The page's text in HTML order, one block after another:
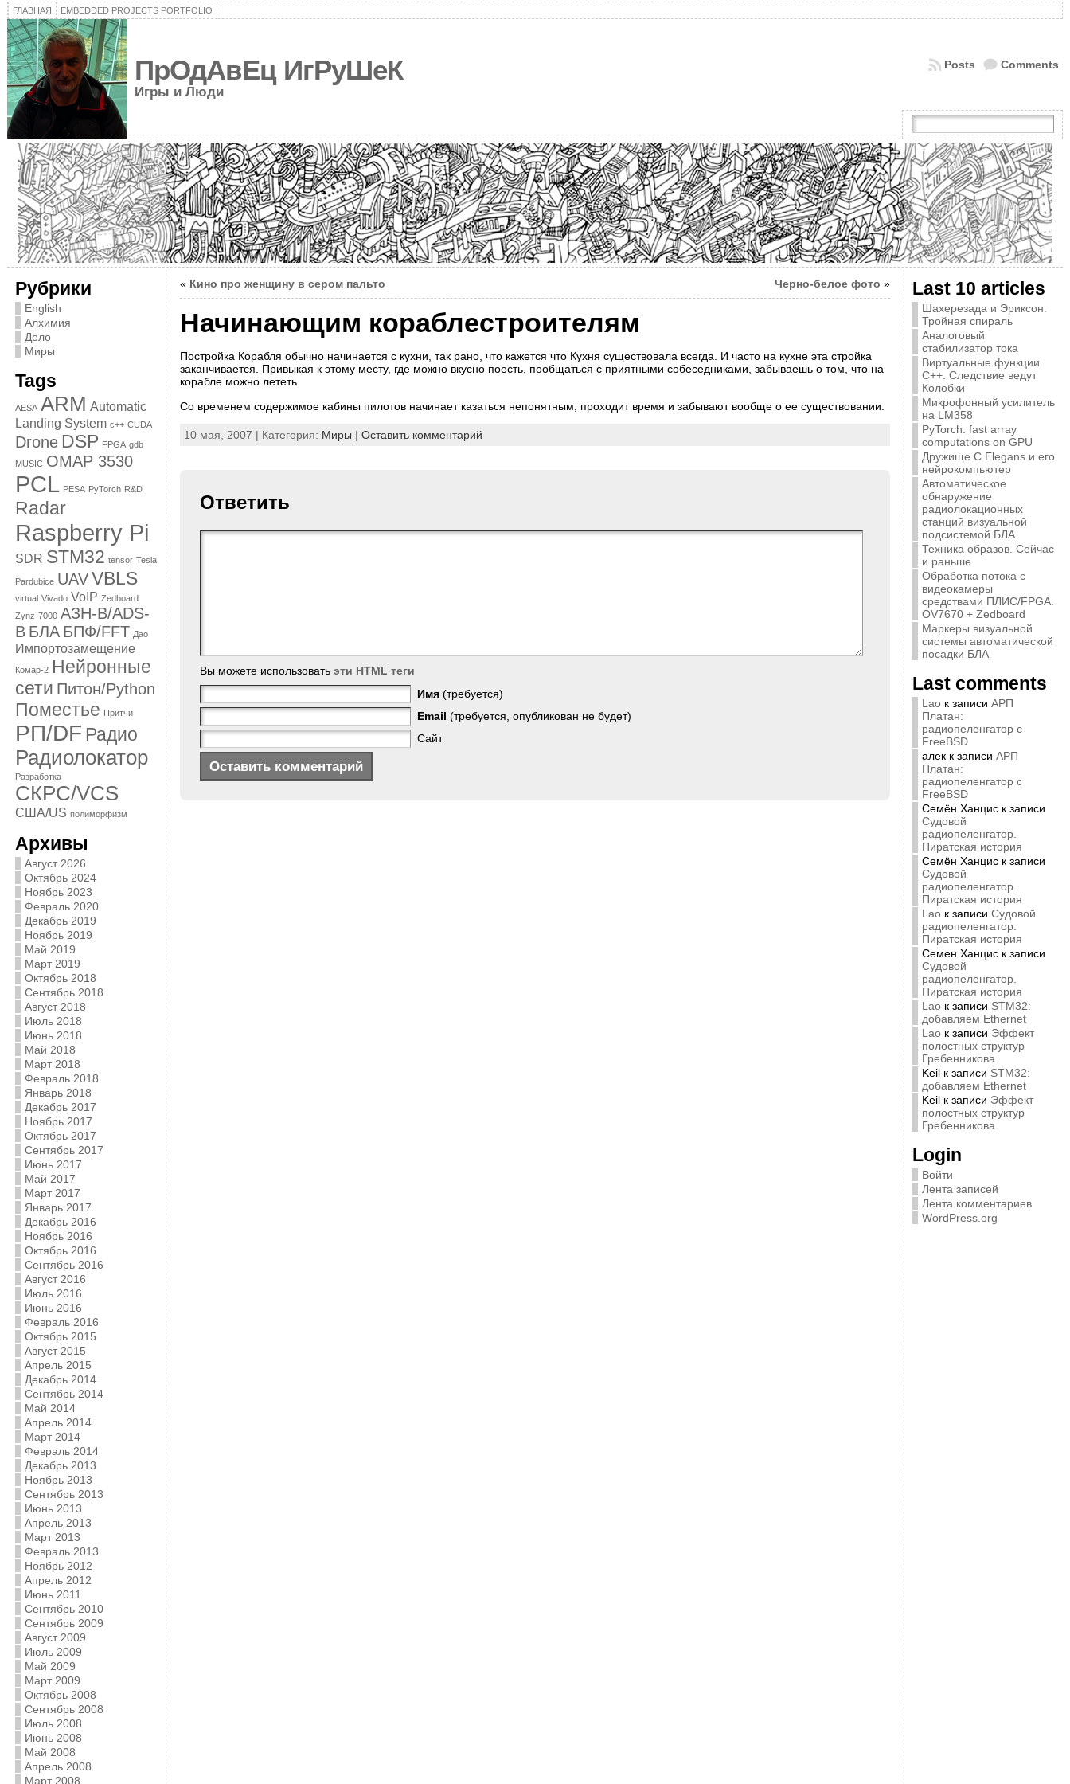
ГЛАВНАЯ EMBEDDED PROJECTS PORTFOLIO
ПрОдАвЕц ИгРуШеК
Игры и Люди
Comments
Posts
Рубрики
English
Алхимия
Дело
Миры
Tags
AESA ARM Automatic
Landing System c++ CUDA
Drone DSP FPGA gdb
MUSIC OMAP 3530
PCL PESA PyTorch R&D
Radar
Raspberry Pi
SDR STM32 tensor Tesla
Pardubice UAVVBLS
virtual Vivado VoIP Zedboard
Zynz-7000 АЗН-В/ADS-
B БЛА БПФ/FFT Дао
Импортозамещение
Комар-2 Нейронные
сети Питон/Python
Поместье Притчи
РП/DF Радио
Радиолокатор
Разработка
СКРС/VCS
США/US полиморфизм
Архивы
Август 2026
Октябрь 2024
Ноябрь 2023
Февраль 2020
Декабрь 2019
Ноябрь 2019
Май 2019
Март 2019
Октябрь 2018
Сентябрь 2018
Август 2018
Июль 2018
Июнь 2018
Май 2018
Март 2018
Февраль 2018
Январь 2018
Декабрь 2017
Ноябрь 2017
Октябрь 2017
Сентябрь 2017
Июнь 2017
Май 2017
Март 2017
Январь 2017
Декабрь 2016
Ноябрь 2016
Октябрь 2016
Сентябрь 2016
Август 2016
Июль 2016
Июнь 2016
Февраль 2016
Октябрь 2015
Август 2015
Апрель 2015
Декабрь 2014
Сентябрь 2014
Май 2014
Апрель 2014
Март 2014
Февраль 2014
Декабрь 2013
Ноябрь 2013
Сентябрь 2013
Июнь 2013
Апрель 2013
Март 2013
Февраль 2013
Ноябрь 2012
Апрель 2012
Июнь 2011
Сентябрь 2010
Сентябрь 2009
Август 2009
Июль 2009
Май 2009
Март 2009
Октябрь 2008
Сентябрь 2008
Июль 2008
Июнь 2008
Май 2008
Апрель 2008
Март 2008
« Кино про женщину в сером пальто Черно-белое фото »
Начинающим кораблестроителям
Постройка Корабля обычно начинается с кухни, так рано, что кажется что Кухня существовала всегда. И часто на кухне эта стройка
заканчивается. Привыкая к этому месту, где можно вкусно поесть, пообщаться с приятными собеседниками, забываешь о том, что на
корабле можно лететь.
Со временем содержимое кабины пилотов начинает казаться непонятным; проходит время и забывают вообще о ее существовании.
10 мая, 2007 | Категория: Миры | Оставить комментарий
Ответить
Вы можете использовать эти HTML теги
Имя (требуется)
Email (требуется, опубликован не будет)
Сайт
Last 10 articles
Шахерезада и Эриксон.
Тройная спираль
Аналоговый
стабилизатор тока
Виртуальные функции
C++. Следствие ведут
Колобки
Микрофонный усилитель
на LM358
PyTorch: fast array
computations on GPU
Дружище C.Elegans и его
нейрокомпьютер
Автоматическое
обнаружение
радиолокационных
станций визуальной
подсистемой БЛА
Техника образов. Сейчас
и раньше
Обработка потока с
видеокамеры
средствами ПЛИС/FPGA.
OV7670 + Zedboard
Маркеры визуальной
системы автоматической
посадки БЛА
Last comments
Laoк записи АРП
Платан:
радиопеленгатор с
FreeBSD
алекк записи АРП
Платан:
радиопеленгатор с
FreeBSD
Семён Ханциск записи
Судовой
радиопеленгатор.
Пиратская история
Семён Ханциск записи
Судовой
радиопеленгатор.
Пиратская история
Laoк записи Судовой
радиопеленгатор.
Пиратская история
Семен Ханциск записи
Судовой
радиопеленгатор.
Пиратская история
Laoк записи STM32:
добавляем Ethernet
Laoк записи Эффект
полостных структур
Гребенникова
Keilк записи STM32:
добавляем Ethernet
Keilк записи Эффект
полостных структур
Гребенникова
Login
Войти
Лента записей
Лента комментариев
WordPress.org